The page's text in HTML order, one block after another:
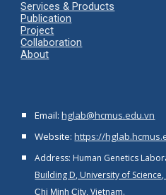
Services & Products
Publication
Project
Collaboration
About
Email:hglab@hcmus.edu.vn
Website:https://
Address: Human Genetics
Building D, University of Science,
Chi Minh City, Vietnam.